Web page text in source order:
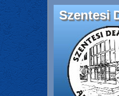
Szentesi